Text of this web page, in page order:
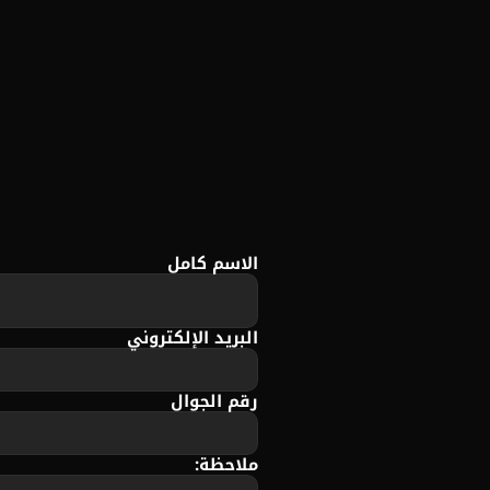
الاسم كامل
البريد الإلكتروني
رقم الجوال
ملاحظة: